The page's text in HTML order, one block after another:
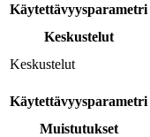
Käytettävyysparametri
Keskustelut
Keskustelut
Käytettävyysparametri
Muistutukset